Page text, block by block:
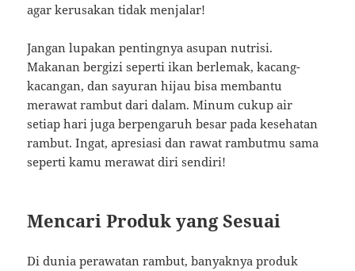
agar kerusakan tidak menjalar!
Jangan lupakan pentingnya asupan nutrisi.
Makanan bergizi seperti ikan berlemak, kacang-
kacangan, dan sayuran hijau bisa membantu
merawat rambut dari dalam. Minum cukup air
setiap hari juga berpengaruh besar pada kesehatan
rambut. Ingat, apresiasi dan rawat rambutmu sama
seperti kamu merawat diri sendiri!
Mencari Produk yang Sesuai
Di dunia perawatan rambut, banyaknya produk